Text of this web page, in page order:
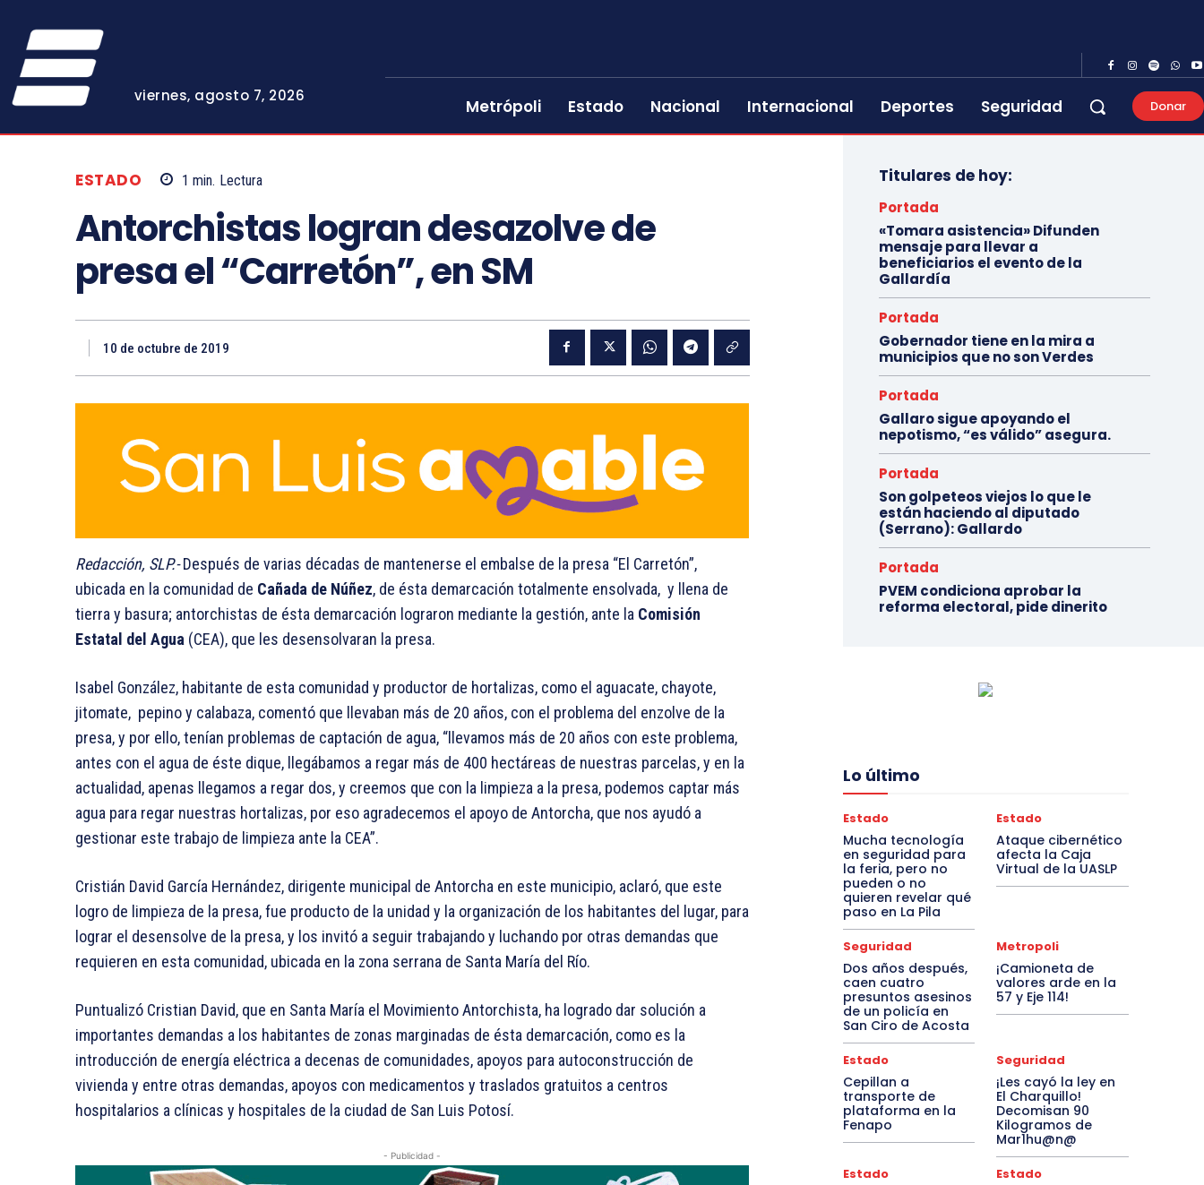
viernes, agosto 7, 2026
Metrópoli Estado Nacional Internacional Deportes Seguridad Donar
ESTADO 1 min. Lectura
Antorchistas logran desazolve de
presa el “Carretón”, en SM
10 de octubre de 2019
Redacción, SLP.-Después de varias décadas de mantenerse el embalse de la presa “El Carretón”,
ubicada en la comunidad de Cañada de Núñez, de ésta demarcación totalmente ensolvada, y llena de
tierra y basura; antorchistas de ésta demarcación lograron mediante la gestión, ante la Comisión
Estatal del Agua (CEA), que les desensolvaran la presa.
Isabel González, habitante de esta comunidad y productor de hortalizas, como el aguacate, chayote,
jitomate, pepino y calabaza, comentó que llevaban más de 20 años, con el problema del enzolve de la
presa, y por ello, tenían problemas de captación de agua, “llevamos más de 20 años con este problema,
antes con el agua de éste dique, llegábamos a regar más de 400 hectáreas de nuestras parcelas, y en la
actualidad, apenas llegamos a regar dos, y creemos que con la limpieza a la presa, podemos captar más
agua para regar nuestras hortalizas, por eso agradecemos el apoyo de Antorcha, que nos ayudó a
gestionar este trabajo de limpieza ante la CEA”.
Cristián David García Hernández, dirigente municipal de Antorcha en este municipio, aclaró, que este
logro de limpieza de la presa, fue producto de la unidad y la organización de los habitantes del lugar, para
lograr el desensolve de la presa, y los invitó a seguir trabajando y luchando por otras demandas que
requieren en esta comunidad, ubicada en la zona serrana de Santa María del Río.
Puntualizó Cristian David, que en Santa María el Movimiento Antorchista, ha logrado dar solución a
importantes demandas a los habitantes de zonas marginadas de ésta demarcación, como es la
introducción de energía eléctrica a decenas de comunidades, apoyos para autoconstrucción de
vivienda y entre otras demandas, apoyos con medicamentos y traslados gratuitos a centros
hospitalarios a clínicas y hospitales de la ciudad de San Luis Potosí.
- Publicidad -
Titulares de hoy:
Portada
«Tomara asistencia» Difunden
mensaje para llevar a
beneficiarios el evento de la
Gallardía
Portada
Gobernador tiene en la mira a
municipios que no son Verdes
Portada
Gallaro sigue apoyando el
nepotismo, “es válido” asegura.
Portada
Son golpeteos viejos lo que le
están haciendo al diputado
(Serrano): Gallardo
Portada
PVEM condiciona aprobar la
reforma electoral, pide dinerito
Lo último
Estado
Mucha tecnología
en seguridad para
la feria, pero no
pueden o no
quieren revelar qué
paso en La Pila
Estado
Ataque cibernético
afecta la Caja
Virtual de la UASLP
Seguridad
Dos años después,
caen cuatro
presuntos asesinos
de un policía en
San Ciro de Acosta
Metropoli
¡Camioneta de
valores arde en la
57 y Eje 114!
Estado
Cepillan a
transporte de
plataforma en la
Fenapo
Seguridad
¡Les cayó la ley en
El Charquillo!
Decomisan 90
Kilogramos de
Mar1hu@n@
Estado Estado